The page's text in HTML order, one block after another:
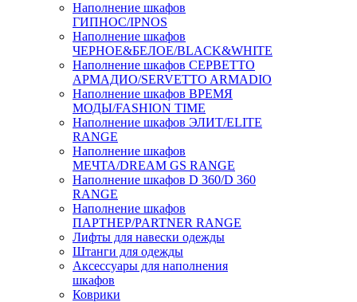
Наполнение шкафов
ГИПНОС/IPNOS
Наполнение шкафов
ЧЕРНОЕ&БЕЛОЕ/BLACK&WHITE
Наполнение шкафов СЕРВЕТТО
АРМАДИО/SERVETTO ARMADIO
Наполнение шкафов ВРЕМЯ
МОДЫ/FASHION TIME
Наполнение шкафов ЭЛИТ/ELITE
RANGE
Наполнение шкафов
МЕЧТА/DREAM GS RANGE
Наполнение шкафов D 360/D 360
RANGE
Наполнение шкафов
ПАРТНЕР/PARTNER RANGE
Лифты для навески одежды
Штанги для одежды
Аксессуары для наполнения
шкафов
Коврики